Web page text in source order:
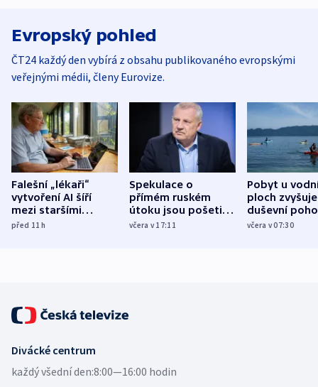
Evropský pohled
ČT24 každý den vybírá z obsahu publikovaného evropskými
veřejnými médii, členy Eurovize.
Falešní „lékaři“
vytvoření AI šíří
mezi staršími
Poláky nebezpečné
před 11h
Spekulace o
přímém ruském
útoku jsou pošetilé,
míní estonský
včera v 17:11
Pobyt u
ploch zvyšuje
duševní
ukázala
včera v 07:30
Divácké centrum
každý všední den:8:00—16:00 hodin